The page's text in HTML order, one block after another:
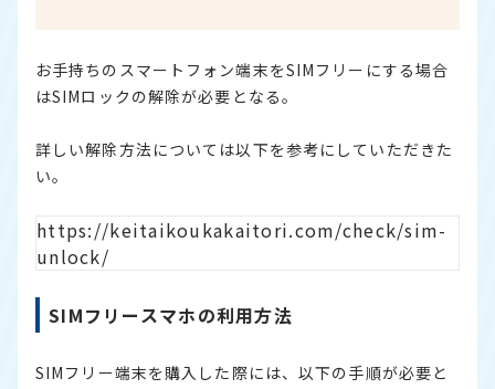
お手持ちのスマートフォン端末をSIMフリーにする場合
はSIMロックの解除が必要となる。
詳しい解除方法については以下を参考にしていただきた
い。
https://keitaikoukakaitori.com/check/sim-
unlock/
SIMフリースマホの利用方法
SIMフリー端末を購入した際には、以下の手順が必要と